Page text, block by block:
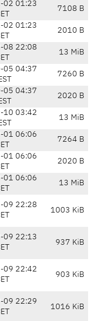
02 01:23
7108 B
02 01:23
2010 B
08 22:08
13 MiB
05 04:37
7260 B
05 04:37
2020 B
10 03:42
13 MiB
01 06:06
7264 B
01 06:06
2020 B
01 06:06
13 MiB
09 22:28
1003 KiB
09 22:13
937 KiB
09 22:42
903 KiB
09 22:29
1016 KiB